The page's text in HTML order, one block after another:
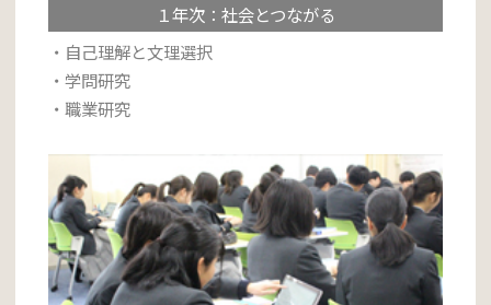
１年次：社会とつながる
・自己理解と文理選択
・学問研究
・職業研究